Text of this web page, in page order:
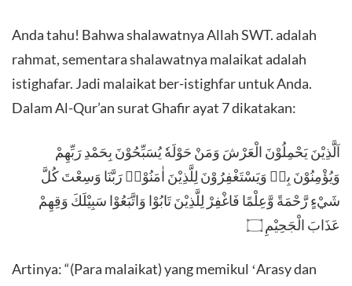
Anda tahu! Bahwa shalawatnya Allah SWT. adalah
rahmat, sementara shalawatnya malaikat adalah
istighafar. Jadi malaikat ber-istighfar untuk Anda.
Dalam Al-Qur’an surat Ghafir ayat 7 dikatakan:
اَلَّذِيْنَ يَحْمِلُوْنَ الْعَرْشَ وَمَنْ حَوْلَهٗ يُسَبِّحُوْنَ بِحَمْدِ رَبِّهِمْ
وَيُؤْمِنُوْنَ بِهٖ وَيَسْتَغْفِرُوْنَ لِلَّذِيْنَ اٰمَنُوْاۚ رَبَّنَا وَسِعْتَ كُلَّ
شَيْءٍ رَّحْمَةً وَّعِلْمًا فَاغْفِرْ لِلَّذِيْنَ تَابُوْا وَاتَّبَعُوْا سَبِيْلَكَ وَقِهِمْ
عَذَابَ الْجَحِيْمِ ۝
Artinya: “(Para malaikat) yang memikul ʻArasy dan